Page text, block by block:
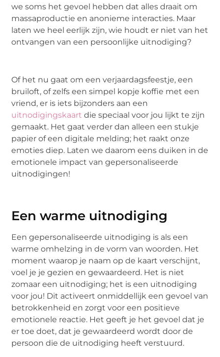
we soms het gevoel hebben dat alles draait om
massaproductie en anonieme interacties. Maar
laten we heel eerlijk zijn, wie houdt er niet van het
ontvangen van een persoonlijke uitnodiging?
Of het nu gaat om een verjaardagsfeestje, een
bruiloft, of zelfs een simpel kopje koffie met een
vriend, er is iets bijzonders aan een
uitnodigingskaart die speciaal voor jou lijkt te zijn
gemaakt. Het gaat verder dan alleen een stukje
papier of een digitale melding; het raakt onze
emoties diep. Laten we daarom eens duiken in de
emotionele impact van gepersonaliseerde
uitnodigingen!
Een warme uitnodiging
Een gepersonaliseerde uitnodiging is als een
warme omhelzing in de vorm van woorden. Het
moment waarop je naam op de kaart verschijnt,
voel je je gezien en gewaardeerd. Het is niet
zomaar een uitnodiging; het is een uitnodiging
voor jou! Dit activeert onmiddellijk een gevoel van
betrokkenheid en zorgt voor een positieve
emotionele reactie. Het geeft je het gevoel dat je
er toe doet, dat je gewaardeerd wordt door de
persoon die de uitnodiging heeft verstuurd.